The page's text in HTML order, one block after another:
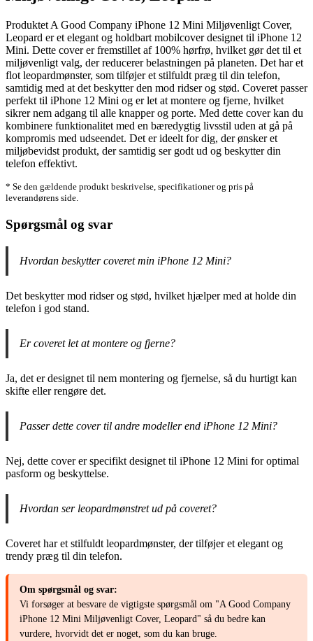
Produktet A Good Company iPhone 12 Mini Miljøvenligt Cover,
Leopard er et elegant og holdbart mobilcover designet til iPhone 12
Mini. Dette cover er fremstillet af 100% hørfrø, hvilket gør det til et
miljøvenligt valg, der reducerer belastningen på planeten. Det har et
flot leopardmønster, som tilføjer et stilfuldt præg til din telefon,
samtidig med at det beskytter den mod ridser og stød. Coveret passer
perfekt til iPhone 12 Mini og er let at montere og fjerne, hvilket
sikrer nem adgang til alle knapper og porte. Med dette cover kan du
kombinere funktionalitet med en bæredygtig livsstil uden at gå på
kompromis med udseendet. Det er ideelt for dig, der ønsker et
miljøbevidst produkt, der samtidig ser godt ud og beskytter din
telefon effektivt.
* Se den gældende produkt beskrivelse, specifikationer og pris på
leverandørens side.
Spørgsmål og svar
Hvordan beskytter coveret min iPhone 12 Mini?
Det beskytter mod ridser og stød, hvilket hjælper med at holde din
telefon i god stand.
Er coveret let at montere og fjerne?
Ja, det er designet til nem montering og fjernelse, så du hurtigt kan
skifte eller rengøre det.
Passer dette cover til andre modeller end iPhone 12 Mini?
Nej, dette cover er specifikt designet til iPhone 12 Mini for optimal
pasform og beskyttelse.
Hvordan ser leopardmønstret ud på coveret?
Coveret har et stilfuldt leopardmønster, der tilføjer et elegant og
trendy præg til din telefon.
Om spørgsmål og svar:
Vi forsøger at besvare de vigtigste spørgsmål om "A Good Company
iPhone 12 Mini Miljøvenligt Cover, Leopard" så du bedre kan
vurdere, hvorvidt det er noget, som du kan bruge.